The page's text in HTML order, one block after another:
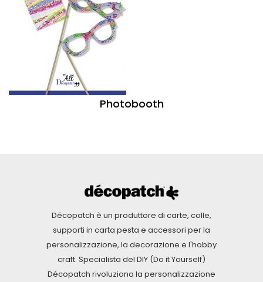
Photobooth
Décopatch è un produttore di carte, colle,
supporti in carta pesta e accessori per la
personalizzazione, la decorazione e l'hobby
craft. Specialista del DIY (Do it Yourself)
Décopatch rivoluziona la personalizzazione